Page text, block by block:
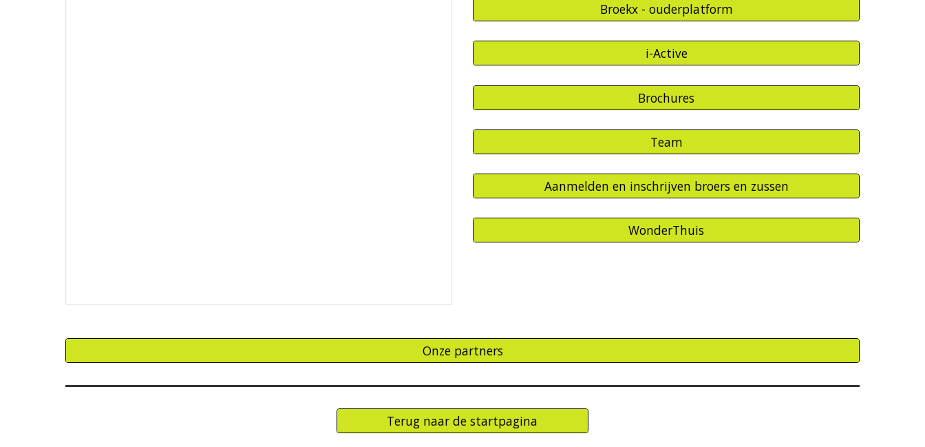
Broekx - ouderplatform
i-Active
Brochures
Team
Aanmelden en inschrijven broers en zussen
WonderThuis
Onze partners
Terug naar de startpagina